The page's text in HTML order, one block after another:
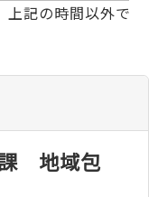
上記の時間以外で
地域包